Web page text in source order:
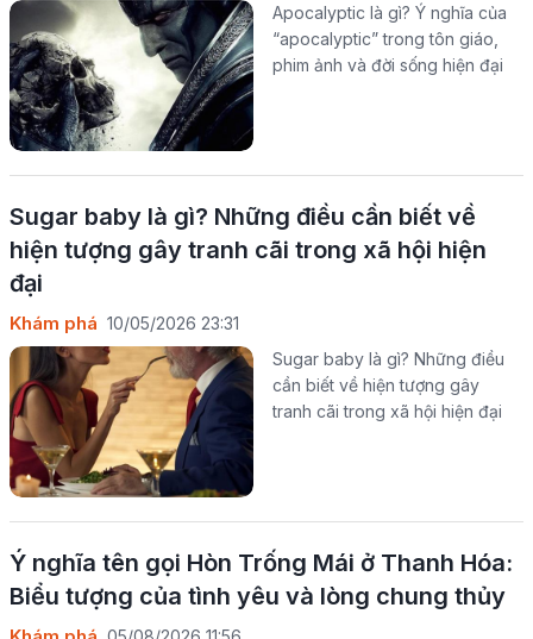
Apocalyptic là gì? Ý nghĩa của
“apocalyptic” trong tôn giáo,
phim ảnh và đời sống hiện đại
Sugar baby là gì? Những điều cần biết về
hiện tượng gây tranh cãi trong xã hội hiện
đại
Khám phá 10/05/2026 23:31
Sugar baby là gì? Những điều
cần biết về hiện tượng gây
tranh cãi trong xã hội hiện đại
Ý nghĩa tên gọi Hòn Trống Mái ở Thanh Hóa:
Biểu tượng của tình yêu và lòng chung thủy